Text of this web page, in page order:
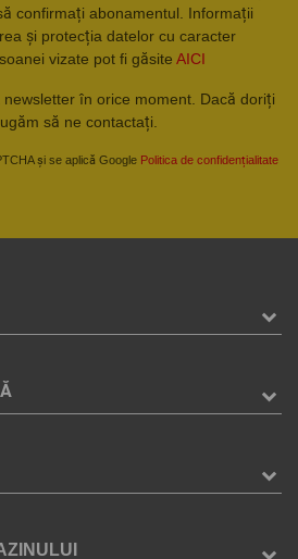
confirmați abonamentul. Informații
și protecția datelor cu caracter
vizate pot fi găsite AICI
în orice moment. Dacă doriți
să ne contactați.
și se aplică Google Politica de confidențialitate